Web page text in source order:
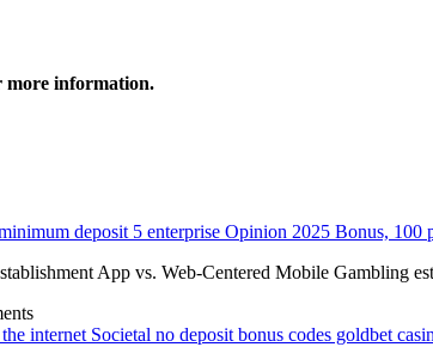
more information.
deposit 5 enterprise Opinion 2025 Bonus, 100
App vs. Web-Centered Mobile Gambling
internet Societal no deposit bonus codes goldbet